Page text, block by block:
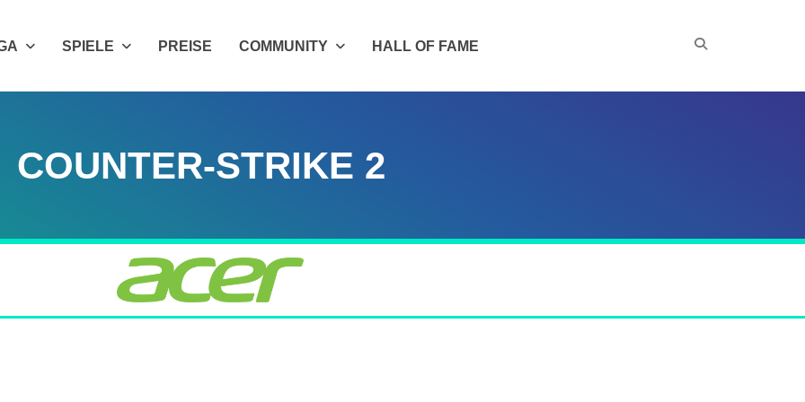
SPIELE PREISE COMMUNITY HALL OF FAME
COUNTER-STRIKE 2